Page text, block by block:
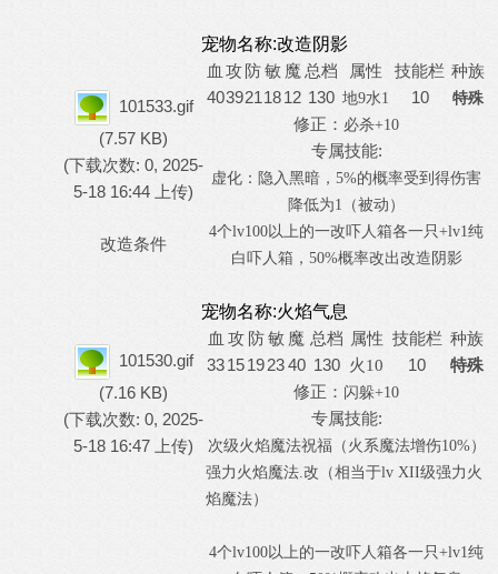
宠物名称:改造阴影
101533.gif
(7.57 KB)
(下载次数: 0, 2025-
5-18 16:44 上传)
血 攻防敏 魔 总档 属性 技能栏 种族
4039211812 130 地9水1 10 特殊
修正： 必杀+10
专属技能:
虚化：隐入黑暗， 5%的概率受到得伤害
降低为1（被动）
改造条件
4个lv100以上的一改吓人箱各一只+lv1纯
白吓人箱， 50%概率改出改造阴影
宠物名称:火焰气息
101530.gif
(7.16 KB)
(下载次数: 0, 2025-
5-18 16:47 上传)
血 攻 防 敏 魔 总档 属性 技能栏 种族
3315192340 130 火10 10 特殊
修正： 闪躲+10
专属技能:
次级火焰魔法祝福（火系魔法增伤10%）
强力火焰魔法.改（相当于lv XII级强力火
焰魔法）
4个lv100以上的一改吓人箱各一只+lv1纯